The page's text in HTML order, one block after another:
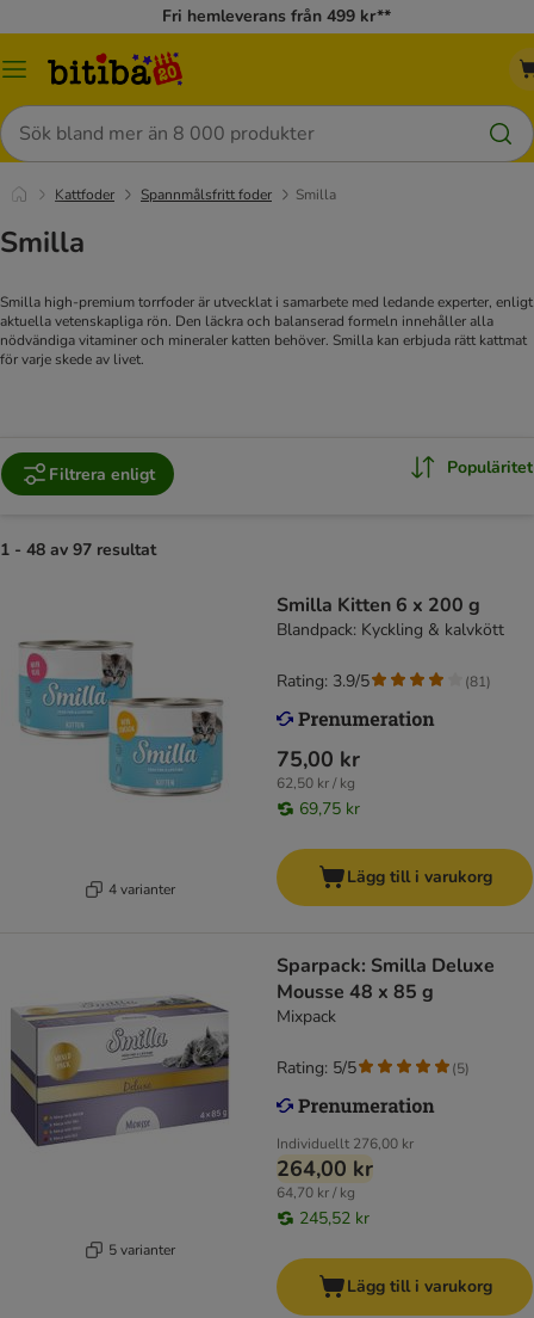
Fri hemleverans från 499 kr**
Meny
Sök
Kattfoder Spannmålsfritt foder Smilla
Smilla
Smilla high-premium torrfoder är utvecklat i samarbete med ledande experter, enligt
aktuella vetenskapliga rön. Den läckra och balanserad formeln innehåller alla
nödvändiga vitaminer och mineraler katten behöver. Smilla kan erbjuda rätt kattmat
för varje skede av livet.
Filtrera enligt Populäritet
1 - 48 av 97 resultat
4 varianter
Smilla Kitten 6 x 200 g
Blandpack: Kyckling & kalvkött
75,00 kr
62,50 kr / kg
69,75 kr
Rating: 3.9/5 (81)
Lägg till i varukorg
5 varianter
Sparpack: Smilla Deluxe
Mousse 48 x 85 g
Mixpack
Individuellt 276,00 kr
264,00 kr
64,70 kr / kg
245,52 kr
Rating: 5/5 (5)
Lägg till i varukorg